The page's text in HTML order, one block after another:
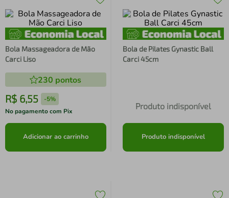
Bola Massageadora de Mão
Carci Liso
230 pontos
R$ 6,55 -5%
No pagamento com Pix
Adicionar ao carrinho
Bola de Pilates Gynastic Ball
Carci 45cm
Produto indisponível
Produto indisponível